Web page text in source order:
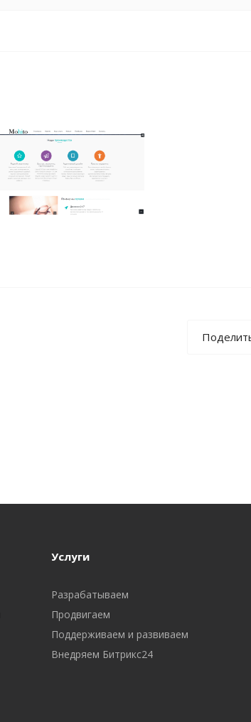
Услуги
Разрабатываем
Продвигаем
Поддерживаем и развиваем
Внедряем Битрикс24